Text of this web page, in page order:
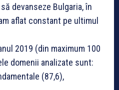
devanseze Bulgaria, în
aflat constant pe ultimul
2019 (din maximum 100
domenii analizate sunt:
(87,6),